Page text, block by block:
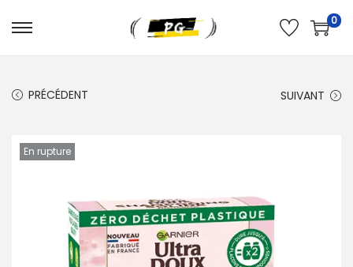
0
PRÉCÉDENT SUIVANT
En rupture